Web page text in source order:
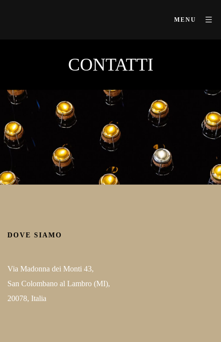
MENU
CONTATTI
DOVE SIAMO
Via Madonna dei Monti 43,
San Colombano al Lambro (MI),
20078, Italia